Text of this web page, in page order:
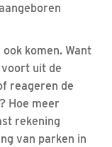
komen. Want
uit de
reageren de
Hoe meer
rekening
van parken in